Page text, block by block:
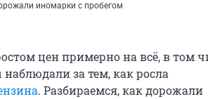
иномарки с пробегом
цен примерно на всё, в том
за тем, как росла
. Разбираемся, как дорожали